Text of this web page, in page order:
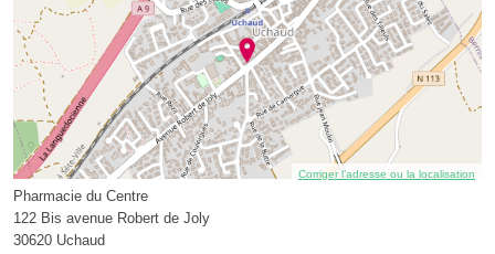
Corriger l’adresse ou la localisation
Pharmacie du Centre
122 Bis avenue Robert de Joly
30620 Uchaud